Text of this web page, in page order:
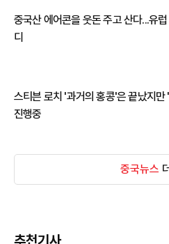
중국산 에어콘을 웃돈 주고 산다...유럽
디
스티븐 로치 '과거의 홍콩'은 끝났지만
진행중
중국뉴스
추천기사